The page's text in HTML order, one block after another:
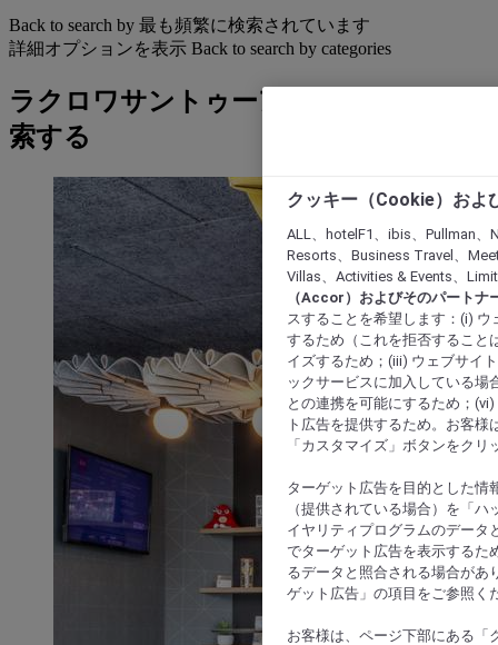
Back to search by 最も頻繁に検索されています
詳細オプションを表示 Back to search by categories
ラクロワサントゥーアン: ホテルを検
索する
クッキー（Cookie）およ
ALL、hotelF1、ibis、Pullman
Resorts、Business Travel、
Villas、Activities & Events、
（Accor）およびそのパートナ
スすることを希望します：(i)
するため（これを拒否すること
イズするため；(iii) ウェブサイ
ックサービスに加入している場
との連携を可能にするため；
ト広告を提供するため。お客
「カスタマイズ」ボタンをク
ターゲット広告を目的とした情
（提供されている場合）を「
イヤリティプログラムのデータ
でターゲット広告を表示するた
るデータと照合される場合があ
ゲット広告」の項目をご参照く
お客様は、ページ下部にある「